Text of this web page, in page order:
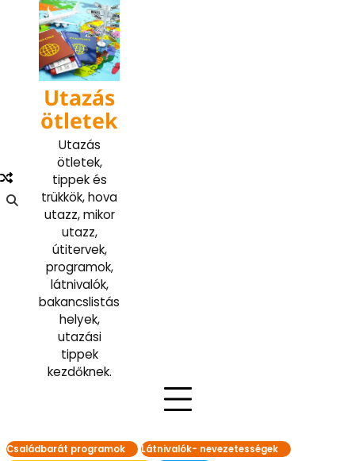
content
Utazás
ötletek
Utazás
ötletek,
tippek és
trükkök, hova
utazz, mikor
utazz,
útitervek,
programok,
látnivalók,
bakancslistás
helyek,
utazási
tippek
kezdőknek.
Családbarát programok
Látnivalók- nevezetességek